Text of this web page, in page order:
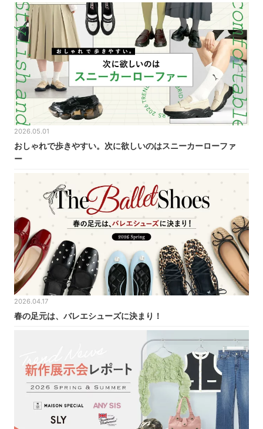
2026.05.01
おしゃれで歩きやすい。次に欲しいのはスニーカーローファ
ー
2026.04.17
春の足元は、バレエシューズに決まり！